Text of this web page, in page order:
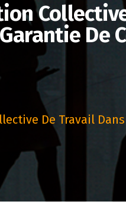
Garantie De
De Travail